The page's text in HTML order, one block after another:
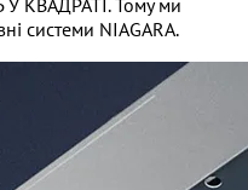
У КВАДРАТІ. Тому ми
системи NIAGARA.